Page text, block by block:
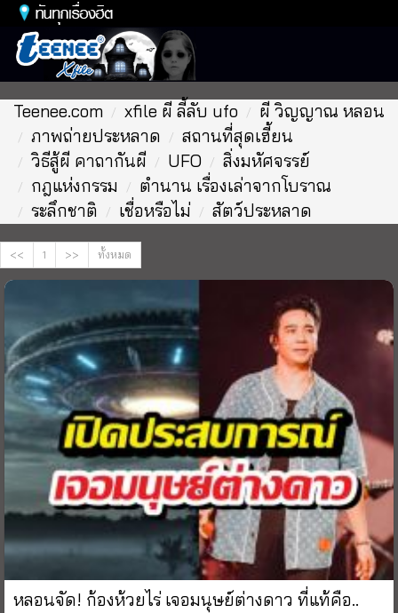
Teenee.com xfile ผี ลี้ลับ ufo
ผี วิญญาณ หลอน
ภาพถ่ายประหลาด
สถานที่สุดเฮี้ยน
วิธีสู้ผี คาถากันผี
UFO
สิ่งมหัศจรรย์
กฎแห่งกรรม
ตำนาน เรื่องเล่าจากโบราณ
ระลึกชาติ
เชื่อหรือไม่ สัตว์ประหลาด
<< 1 >> ทั้งหมด
หลอนจัด! ก้องห้วยไร่ เจอมนุษย์ต่างดาว ที่แท้คือ..